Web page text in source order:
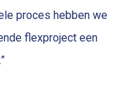
proces hebben we
flexproject een